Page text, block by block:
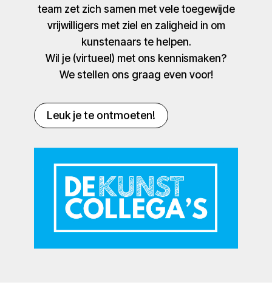
team zet zich samen met vele toegewijde
vrijwilligers met ziel en zaligheid in om
kunstenaars te helpen.
Wil je (virtueel) met ons kennismaken?
We stellen ons graag even voor!
Leuk je te ontmoeten!